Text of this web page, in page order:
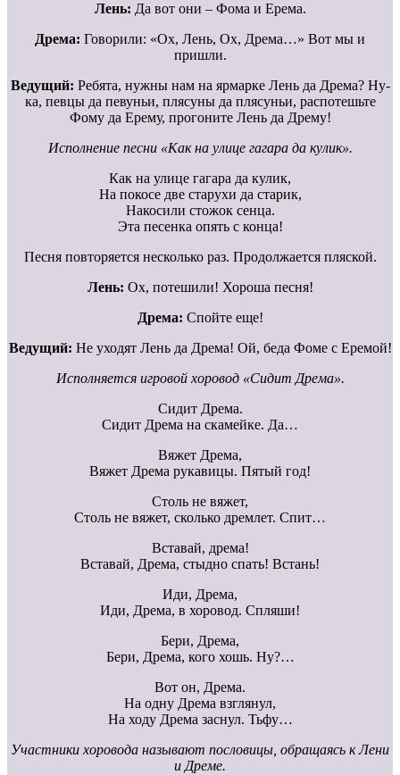
Лень: Да вот они – Фома и Ерема.
Дрема: Говорили: «Ох, Лень, Ох, Дрема…» Вот мы и
пришли.
Ведущий: Ребята, нужны нам на ярмарке Лень да Дрема? Ну-
ка, певцы да певуньи, плясуны да плясуньи, распотешьте
Фому да Ерему, прогоните Лень да Дрему!
Исполнение песни «Как на улице гагара да кулик».
Как на улице гагара да кулик,
На покосе две старухи да старик,
Накосили стожок сенца.
Эта песенка опять с конца!
Песня повторяется несколько раз. Продолжается пляской.
Лень: Ох, потешили! Хороша песня!
Дрема: Спойте еще!
Ведущий: Не уходят Лень да Дрема! Ой, беда Фоме с Еремой!
Исполняется игровой хоровод «Сидит Дрема».
Сидит Дрема.
Сидит Дрема на скамейке. Да…
Вяжет Дрема,
Вяжет Дрема рукавицы. Пятый год!
Столь не вяжет,
Столь не вяжет, сколько дремлет. Спит…
Вставай, дрема!
Вставай, Дрема, стыдно спать! Встань!
Иди, Дрема,
Иди, Дрема, в хоровод. Спляши!
Бери, Дрема,
Бери, Дрема, кого хошь. Ну?…
Вот он, Дрема.
На одну Дрема взглянул,
На ходу Дрема заснул. Тьфу…
Участники хоровода называют пословицы, обращаясь к Лени
и Дреме.